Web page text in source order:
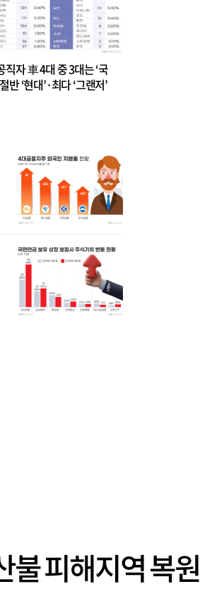
직자 車 4대 중 3대는 ‘국
반 ‘현대’·최다 ‘그랜저’
불 피해지역 복